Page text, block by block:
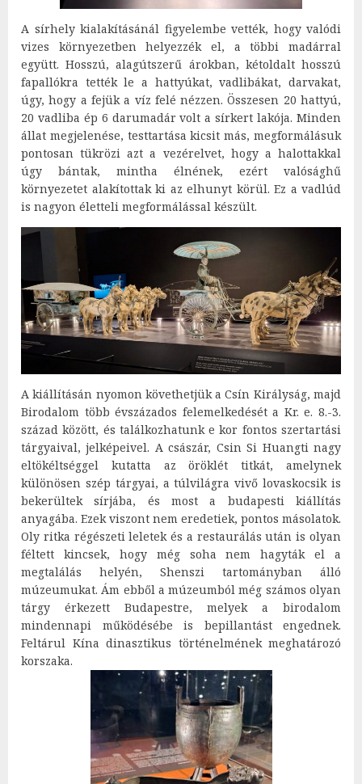
A sírhely kialakításánál figyelembe vették, hogy valódi
vizes környezetben helyezzék el, a többi madárral
együtt. Hosszú, alagútszerű árokban, kétoldalt hosszú
fapallókra tették le a hattyúkat, vadlibákat, darvakat,
úgy, hogy a fejük a víz felé nézzen. Összesen 20 hattyú,
20 vadliba ép 6 darumadár volt a sírkert lakója. Minden
állat megjelenése, testtartása kicsit más, megformálásuk
pontosan tükrözi azt a vezérelvet, hogy a halottakkal
úgy bántak, mintha élnének, ezért valósághű
környezetet alakítottak ki az elhunyt körül. Ez a vadlúd
is nagyon életteli megformálással készült.
A kiállításán nyomon követhetjük a Csín Királyság, majd
Birodalom több évszázados felemelkedését a Kr. e. 8.-3.
század között, és találkozhatunk e kor fontos szertartási
tárgyaival, jelképeivel. A császár, Csin Si Huangti nagy
eltökéltséggel kutatta az öröklét titkát, amelynek
különösen szép tárgyai, a túlvilágra vivő lovaskocsik is
bekerültek sírjába, és most a budapesti kiállítás
anyagába. Ezek viszont nem eredetiek, pontos másolatok.
Oly ritka régészeti leletek és a restaurálás után is olyan
féltett kincsek, hogy még soha nem hagyták el a
megtalálás helyén, Shenszi tartományban álló
múzeumukat. Ám ebből a múzeumból még számos olyan
tárgy érkezett Budapestre, melyek a birodalom
mindennapi működésébe is bepillantást engednek.
Feltárul Kína dinasztikus történelmének meghatározó
korszaka.